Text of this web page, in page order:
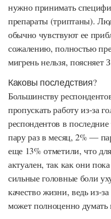
нужно принимать
препараты (триптаны).
обычно чувствуют ее
сожалению, полностью
мигрень нельзя, поясняет
Каковы последствия?
Большинству
пропускать работу из-за
респондентов в
пару раз в месяц, 2% —
еще 13% отметили, что
актуален, так как они
сильные головные боли
качество жизни, ведь из-
может полноценно думать